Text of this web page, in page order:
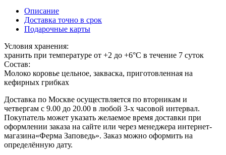
Описание
Доставка точно в срок
Подарочные карты
Условия хранения:
хранить при температуре от +2 до +6°С в течение 7 суток
Состав:
Молоко коровье цельное, закваска, приготовленная на
кефирных грибках
Доставка по Москве осуществляется по вторникам и
четвергам с 9.00 до 20.00 в любой 3-х часовой интервал.
Покупатель может указать желаемое время доставки при
оформлении заказа на сайте или через менеджера интернет-
магазина«Ферма Заповедь». Заказ можно оформить на
определённую дату.